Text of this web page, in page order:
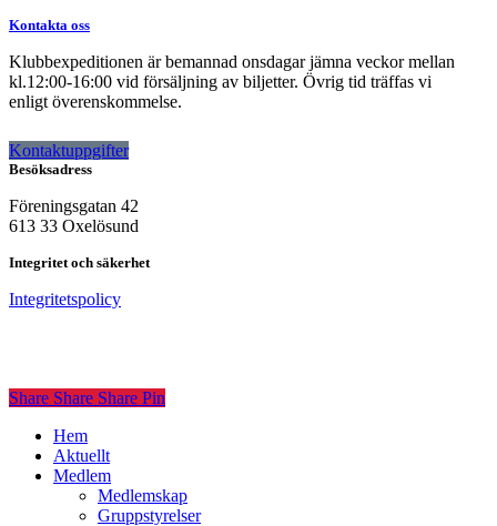
Kontakta oss
Klubbexpeditionen är bemannad onsdagar jämna veckor mellan
kl.12:00-16:00 vid försäljning av biljetter. Övrig tid träffas vi
enligt överenskommelse.
Kontaktuppgifter
Besöksadress
Föreningsgatan 42
613 33 Oxelösund
Integritet och säkerhet
Integritetspolicy
Share
Share Share Share Pin
Close
Menu
Hem
Aktuellt
Medlem
Medlemskap
Gruppstyrelser